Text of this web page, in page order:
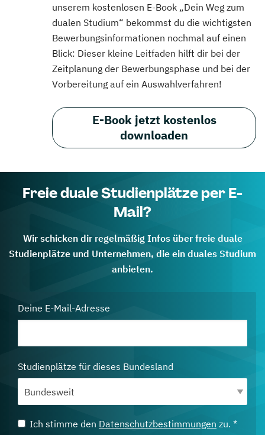
unserem kostenlosen E-Book „Dein Weg zum
dualen Studium“ bekommst du die wichtigsten
Bewerbungsinformationen nochmal auf einen
Blick: Dieser kleine Leitfaden hilft dir bei der
Zeitplanung der Bewerbungsphase und bei der
Vorbereitung auf ein Auswahlverfahren!
E-Book jetzt kostenlos
downloaden
Freie duale Studienplätze per E-
Mail?
Wir schicken dir regelmäßig Infos über freie duale
Studienplätze und Unternehmen, die ein duales Studium
anbieten.
Deine E-Mail-Adresse
Studienplätze für dieses Bundesland
Ich stimme den Datenschutzbestimmungen zu. *